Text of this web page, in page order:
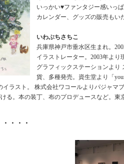
いっかい♥ファンタジー感いっ
カレンダー、グッズの販売もい
いわぶちさちこ
兵庫県神戸市垂水区生まれ。
イラストレーター。2003年より
グラフィックステーションより
貨、多種発売。資生堂より「
ラスト。 株式会社ワコールよりパジャマ
る。本の装丁、布のプロデュースなど。東
・・・